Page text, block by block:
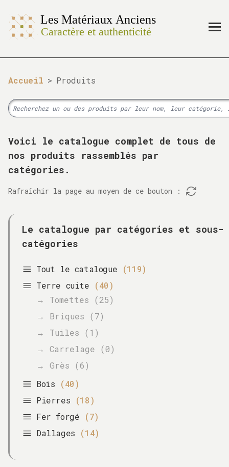
Accueil > Produits
Voici le catalogue complet de tous de
nos produits rassemblés par
catégories.
Rafraîchir la page au moyen de ce bouton :
Le catalogue par catégories et sous-
catégories
Tout le catalogue
(119)
Terre cuite
(40)
→ Tomettes (25)
→ Briques (7)
→ Tuiles (1)
→ Carrelage (0)
→ Grès (6)
Bois
(40)
Pierres
(18)
Fer forgé
(7)
Dallages
(14)